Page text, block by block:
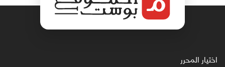
اختيار المحرر